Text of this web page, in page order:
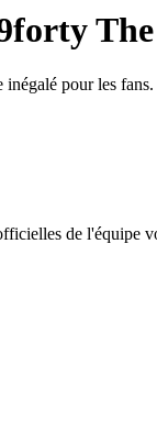
pour les fans.
de l'équipe